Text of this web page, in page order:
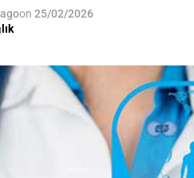
on 25/02/2026